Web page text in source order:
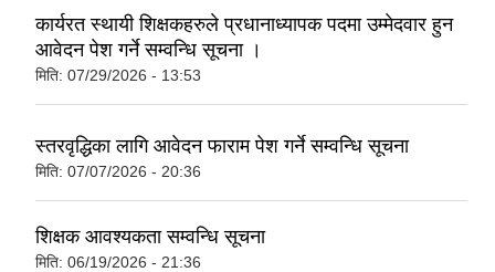
कार्यरत स्थायी शिक्षकहरुले प्रधानाध्यापक पदमा उम्मेदवार हुन
आवेदन पेश गर्ने सम्वन्धि सूचना ।
मिति: 07/29/2026 - 13:53
स्तरवृद्धिका लागि आवेदन फाराम पेश गर्ने सम्वन्धि सूचना
मिति: 07/07/2026 - 20:36
शिक्षक आवश्यकता सम्वन्धि सूचना
मिति: 06/19/2026 - 21:36